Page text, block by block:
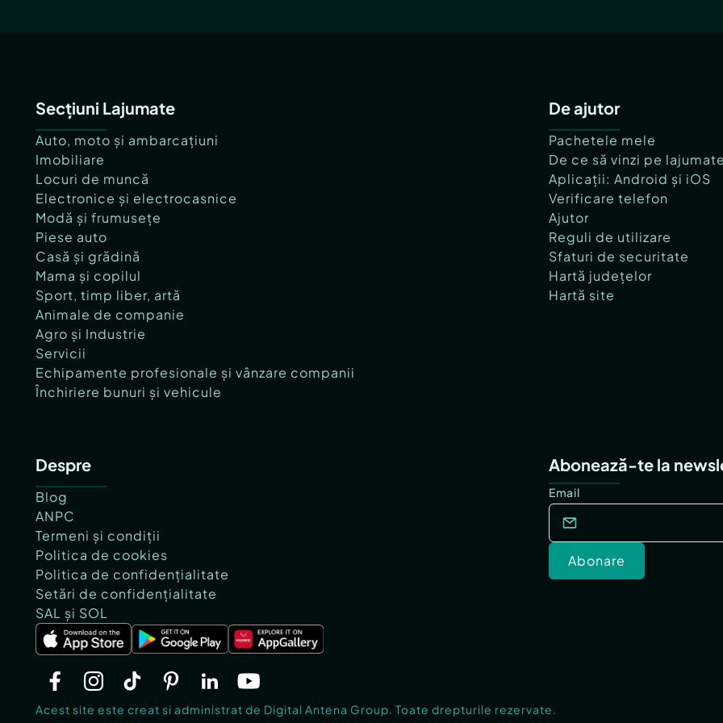
Secțiuni Lajumate
Auto, moto și ambarcațiuni
Imobiliare
Locuri de muncă
Electronice și electrocasnice
Modă și frumusețe
Piese auto
Casă și grădină
Mama și copilul
Sport, timp liber, artă
Animale de companie
Agro și Industrie
Servicii
Echipamente profesionale și vânzare companii
Închiriere bunuri și vehicule
De ajutor
Pachetele mele
De ce să vinzi pe
Aplicații: Android și iOS
Verificare telefon
Ajutor
Reguli de utilizare
Sfaturi de securitate
Hartă județelor
Hartă site
Despre
Blog
ANPC
Termeni și condiții
Politica de cookies
Politica de confidențialitate
Setări de confidențialitate
SAL și SOL
Abonează-te la
Email
Abonare
Acest site este creat si administrat de Digital Antena Group. Toate drepturile rezervate.